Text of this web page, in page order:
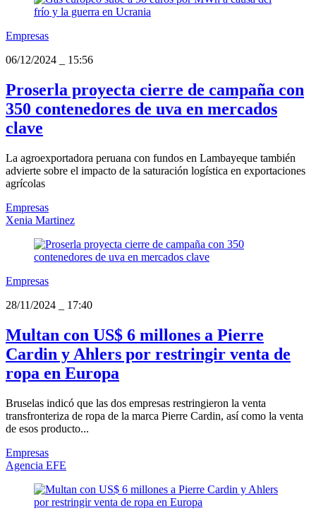
Empresas
06/12/2024
15:56
Proserla proyecta cierre de campaña con
350 contenedores de uva en mercados
clave
La agroexportadora peruana con fundos en Lambayeque también
advierte sobre el impacto de la saturación logística en exportaciones
agrícolas
Empresas
Xenia Martinez
Empresas
28/11/2024
17:40
Multan con US$ 6 millones a Pierre
Cardin y Ahlers por restringir venta de
ropa en Europa
Bruselas indicó que las dos empresas restringieron la venta
transfronteriza de ropa de la marca Pierre Cardin, así como la venta
de esos producto...
Empresas
Agencia EFE